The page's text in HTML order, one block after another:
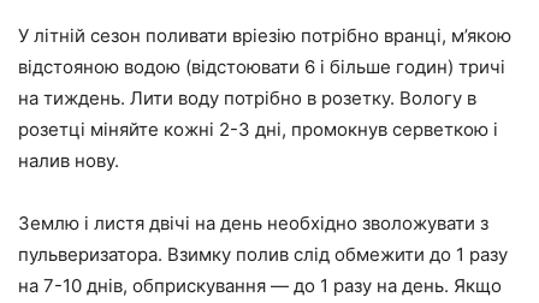
У літній сезон поливати вріезію потрібно вранці, м’якою
відстояною водою (відстоювати 6 і більше годин) тричі
на тиждень. Лити воду потрібно в розетку. Вологу в
розетці міняйте кожні 2-3 дні, промокнув серветкою і
налив нову.
Землю і листя двічі на день необхідно зволожувати з
пульверизатора. Взимку полив слід обмежити до 1 разу
на 7-10 днів, обприскування — до 1 разу на день. Якщо